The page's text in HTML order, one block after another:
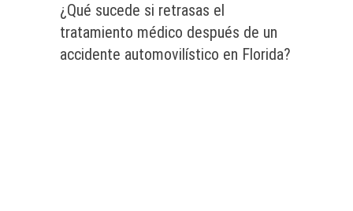
¿Qué sucede si retrasas el
tratamiento médico después de un
accidente automovilístico en Florida?